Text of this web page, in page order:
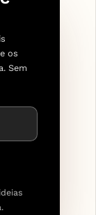
os
Sem